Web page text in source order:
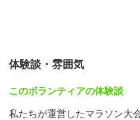
体験談・雰囲気
このボランティアの体験談
私たちが運営したマラソン大